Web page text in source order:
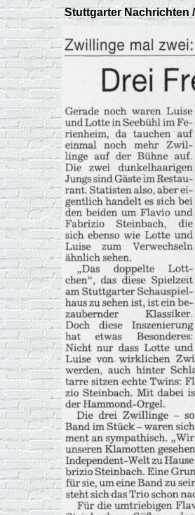
Stuttgarter Nachrichten